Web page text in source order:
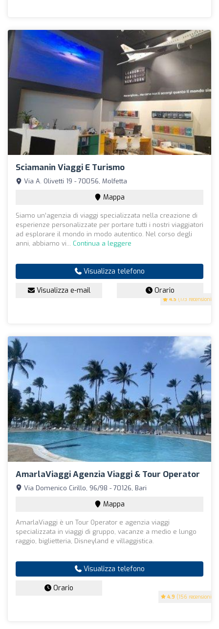
Sciamanin Viaggi E Turismo
4.5 (173 recensioni)
Via A. Olivetti 19 - 70056, Molfetta
Mappa
Siamo un’agenzia di viaggi specializzata nella creazione di
esperienze personalizzate per portare tutti i nostri viaggiatori
ad esplorare il mondo in modo autentico. Nel corso degli
anni, abbiamo vi... Continua a leggere
Visualizza telefono
Visualizza e-mail Orario
AmarlaViaggi Agenzia Viaggi & Tour Operator
4.9 (156 recensioni)
Via Domenico Cirillo, 96/98 - 70126, Bari
Mappa
AmarlaViaggi è un Tour Operator e agenzia viaggi
specializzata in viaggi di gruppo, vacanze a medio e lungo
raggio, biglietteria, Disneyland e villaggistica.
Visualizza telefono
Orario